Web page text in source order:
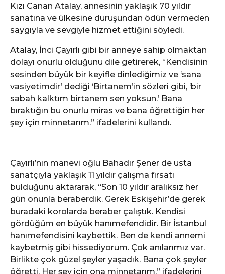
Kızı Canan Atalay, annesinin yaklaşık 70 yıldır
sanatına ve ülkesine duruşundan ödün vermeden
saygıyla ve sevgiyle hizmet ettiğini söyledi.
Atalay, İnci Çayırlı gibi bir anneye sahip olmaktan
dolayı onurlu olduğunu dile getirerek, “Kendisinin
sesinden büyük bir keyifle dinlediğimiz ve ‘sana
vasiyetimdir’ dediği ‘Birtanem’in sözleri gibi, ‘bir
sabah kalktım birtanem sen yoksun.’ Bana
bıraktığın bu onurlu miras ve bana öğrettiğin her
şey için minnetarım.” ifadelerini kullandı.
Çayırlı’nın manevi oğlu Bahadır Şener de usta
sanatçıyla yaklaşık 11 yıldır çalışma fırsatı
bulduğunu aktararak, “Son 10 yıldır aralıksız her
gün onunla beraberdik. Gerek Eskişehir’de gerek
buradaki korolarda beraber çalıştık. Kendisi
gördüğüm en büyük hanımefendidir. Bir İstanbul
hanımefendisini kaybettik. Ben de kendi annemi
kaybetmiş gibi hissediyorum. Çok anılarımız var.
Birlikte çok güzel şeyler yaşadık. Bana çok şeyler
öğretti. Her şey için ona minnetarım.” ifadelerini